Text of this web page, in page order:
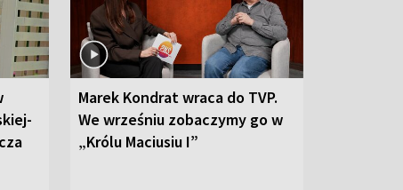
Marek Kondrat wraca do TVP.
We wrześniu zobaczymy go w
„Królu Maciusiu I”